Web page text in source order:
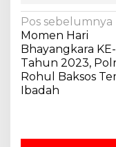
N
a
v
i
g
s
Pos sebelumnya
Momen Hari
Bhayangkara
Tahun 2023,
Rohul Baksos
Ibadah